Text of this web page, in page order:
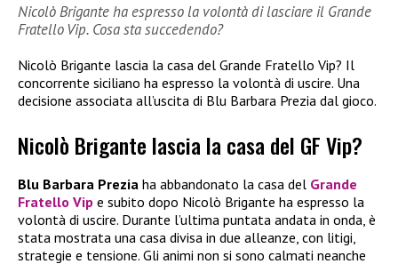
Nicolò Brigante ha espresso la volontà di lasciare il Grande
Fratello Vip. Cosa sta succedendo?
Nicolò Brigante lascia la casa del Grande Fratello Vip? Il
concorrente siciliano ha espresso la volontà di uscire. Una
decisione associata all’uscita di Blu Barbara Prezia dal gioco.
Nicolò Brigante lascia la casa del GF Vip?
Blu Barbara Prezia ha abbandonato la casa del Grande
Fratello Vip e subito dopo Nicolò Brigante ha espresso la
volontà di uscire. Durante l’ultima puntata andata in onda, è
stata mostrata una casa divisa in due alleanze, con litigi,
strategie e tensione. Gli animi non si sono calmati neanche